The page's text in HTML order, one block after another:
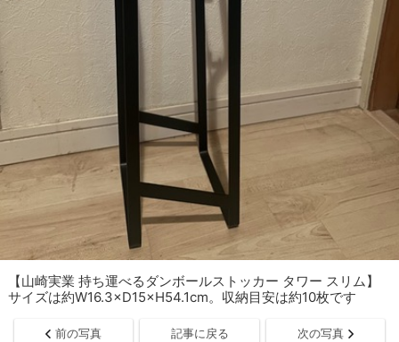
【山崎実業 持ち運べるダンボールストッカー タワー スリム】
サイズは約W16.3×D15×H54.1cm。収納目安は約10枚です
前の写真 記事に戻る 次の写真